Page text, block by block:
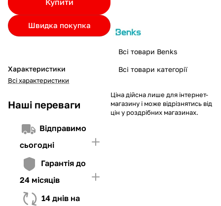
Швидка покупка
Характеристики
Всі характеристики
Наші переваги
Відправимо
сьогодні
Гарантія до
24 місяців
14 днів на
Якщо ліміт нижчий за вартість товару, невистачаючу суму
потрібно внести Першим внеском
4. Мати достатньо коштів для внесення першої частини платежу
Всі товари Benks
Всі товари категорії
Ціна дійсна лише для інтернет-
магазину і може відрізнятись від
цін у роздрібних магазинах.